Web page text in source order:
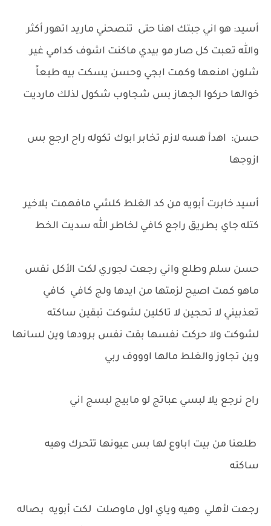
أسيد: هو اني جبتك اهنا حتى تنصحني ماريد اتهور أكثر
والله تعبت كل صار مو بيدي ماكنت اشوف كدامي غير
شلون امنعها وكمت ابجي وحسن يسكت بيه طبعاً
خوالها حركوا الجهاز بس شجاوب شكول لذلك مارديت
حسن: اهدأ هسه لازم تخابر ابوك تكوله راح ارجع بس
ازوجها
أسيد خابرت أبويه من كد الغلط كلشي مافهمت بلاخير
كتله جاي بطريق راجع كافي لخاطر الله سديت الخط
حسن سلم وطلع واني رجعت لجوري لكت الأكل نفس
ماهو كمت اصيح لزمتها من ايدها ولج كافي كافي
تعذبيني لا تحجين لا تاكلين لشوكت تبقين ساكته
لشوكت ولا حركت نفسها بقت نفس برودها وين لسانها
وين تجاوز والغلط مالها اوووف ربي
راح نرجع يلا لبسي عباتج لو مابيج لبسج اني
طلعنا من بيت اباوع لها بس عيونها تتحرك وهيه
ساكته
رجعت لأهلي وهيه وياي اول ماوصلت لكت أبويه بصاله